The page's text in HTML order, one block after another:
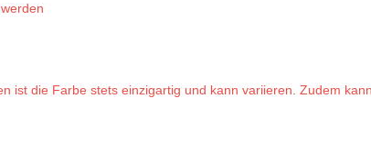
ist die Farbe stets einzigartig und kann variieren. Zudem